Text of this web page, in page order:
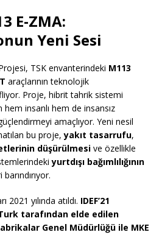
E-ZMA:
Yeni Sesi
TSK envanterindeki M113
araçlarının teknolojik
Proje, hibrit tahrik sistemi
insanlı hem de insansız
amaçlıyor. Yeni nesil
bu proje,yakıt tasarrufu,
düşürülmesi ve özellikle
yurtdışı bağımlılığının
2021 yılında atıldı. IDEF’21
tarafından elde edilen
Genel Müdürlüğü ile MKE